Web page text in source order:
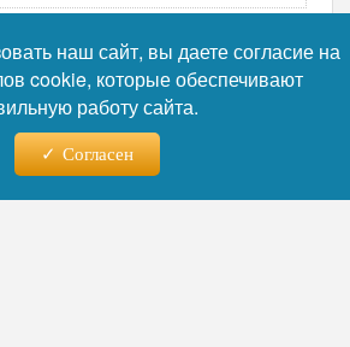
в России и молодой
обрел свои традиции. Так,
свой символ – незабудка,
символизирующий
постоянность, преданность,
любовь – всё то,
наш сайт, вы даете согласие на
cookie, которые обеспечивают
работу сайта.
Согласен